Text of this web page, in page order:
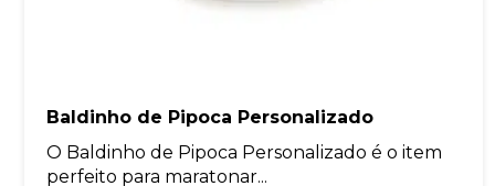
Baldinho de Pipoca Personalizado
O Baldinho de Pipoca Personalizado é o item
perfeito para maratonar...